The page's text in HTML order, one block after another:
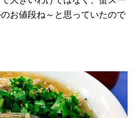
お値段ね～と思っていたので